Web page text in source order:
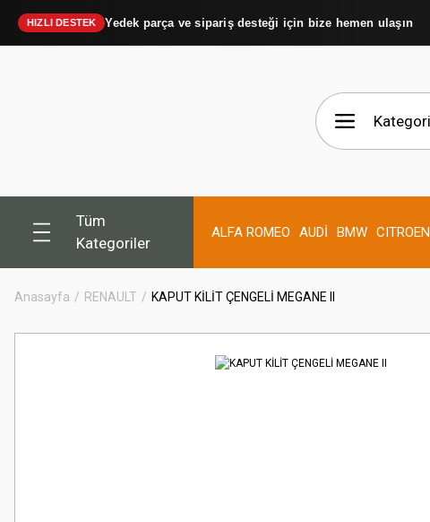
HIZLI DESTEK Yedek parça ve sipariş desteği için bize hemen ulaşın
Tüm
Kategoriler
ALFA ROMEO AUDİ BMW CITROEN
Anasayfa RENAULT KAPUT KİLİT ÇENGELİ MEGANE II